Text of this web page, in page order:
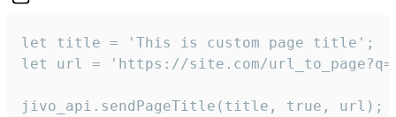
let title = 'This is custom page title';
let url = 'https://site.com/
jivo_api.sendPageTitle(title, true, url);